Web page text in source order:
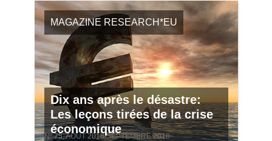
MAGAZINE RESEARCH*EU
Dix ans après le désastre:
Les leçons tirées de la crise
économique
Nº 75, AOÛT 2018/SEPTEMBRE 2018